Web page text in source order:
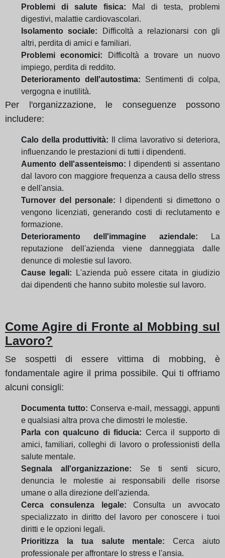
Problemi di salute fisica: Mal di testa, problemi
digestivi, malattie cardiovascolari.
Isolamento sociale: Difficoltà a relazionarsi con gli
altri, perdita di amici e familiari.
Problemi economici: Difficoltà a trovare un nuovo
impiego, perdita di reddito.
Deterioramento dell'autostima: Sentimenti di colpa,
vergogna e inutilità.
Per l'organizzazione, le conseguenze possono
includere:
Calo della produttività: Il clima lavorativo si deteriora,
influenzando le prestazioni di tutti i dipendenti.
Aumento dell'assenteismo: I dipendenti si assentano
dal lavoro con maggiore frequenza a causa dello stress
e dell'ansia.
Turnover del personale: I dipendenti si dimettono o
vengono licenziati, generando costi di reclutamento e
formazione.
Deterioramento dell'immagine aziendale: La
reputazione dell'azienda viene danneggiata dalle
denunce di molestie sul lavoro.
Cause legali: L'azienda può essere citata in giudizio
dai dipendenti che hanno subito molestie sul lavoro.
Come Agire di Fronte al Mobbing sul
Lavoro?
Se sospetti di essere vittima di mobbing, è
fondamentale agire il prima possibile. Qui ti offriamo
alcuni consigli:
Documenta tutto: Conserva e-mail, messaggi, appunti
e qualsiasi altra prova che dimostri le molestie.
Parla con qualcuno di fiducia: Cerca il supporto di
amici, familiari, colleghi di lavoro o professionisti della
salute mentale.
Segnala all'organizzazione: Se ti senti sicuro,
denuncia le molestie ai responsabili delle risorse
umane o alla direzione dell'azienda.
Cerca consulenza legale: Consulta un avvocato
specializzato in diritto del lavoro per conoscere i tuoi
diritti e le opzioni legali.
Prioritizza la tua salute mentale: Cerca aiuto
professionale per affrontare lo stress e l'ansia.